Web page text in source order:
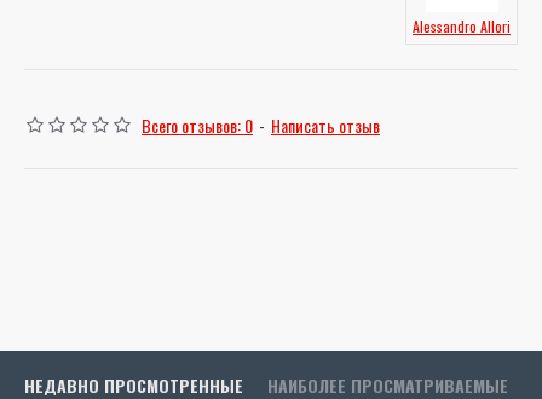
Alessandro Allori
Всего отзывов: 0 - Написать отзыв
НЕДАВНО ПРОСМОТРЕННЫЕ НАИБОЛЕЕ ПРОСМАТРИВАЕМЫЕ